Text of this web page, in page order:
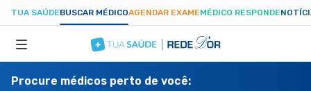
TUA SAÚDEBUSCAR MÉDICOAGENDAR EXAMEMÉDICO RESPONDE
ESPECIALIDADES
Procure médicos perto de você: